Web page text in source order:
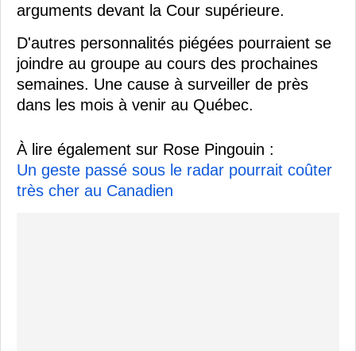
arguments devant la Cour supérieure.
D'autres personnalités piégées pourraient se
joindre au groupe au cours des prochaines
semaines. Une cause à surveiller de près
dans les mois à venir au Québec.
À lire également sur Rose Pingouin :
Un geste passé sous le radar pourrait coûter
très cher au Canadien